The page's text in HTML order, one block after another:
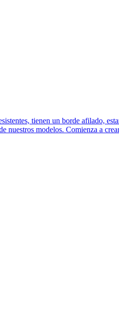
tienen un borde afilado,
nuestros modelos. Comienza a